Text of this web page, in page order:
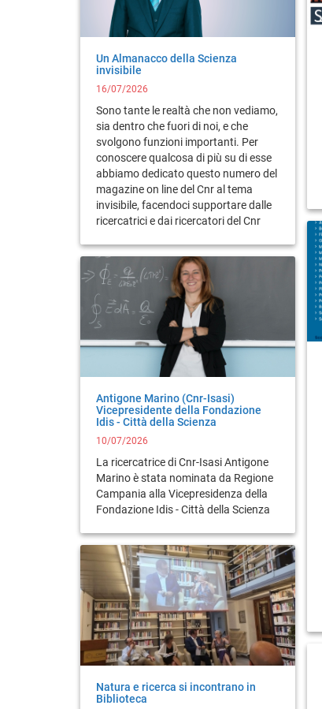
Un Almanacco della Scienza
invisibile
16/07/2026
Sono tante le realtà che non vediamo,
sia dentro che fuori di noi, e che
svolgono funzioni importanti. Per
conoscere qualcosa di più su di esse
abbiamo dedicato questo numero del
magazine on line del Cnr al tema
invisibile, facendoci supportare dalle
ricercatrici e dai ricercatori del Cnr
Antigone Marino (Cnr-Isasi)
Vicepresidente della Fondazione
Idis - Città della Scienza
10/07/2026
La ricercatrice di Cnr-Isasi Antigone
Marino è stata nominata da Regione
Campania alla Vicepresidenza della
Fondazione Idis - Città della Scienza
Natura e ricerca si incontrano in
Biblioteca